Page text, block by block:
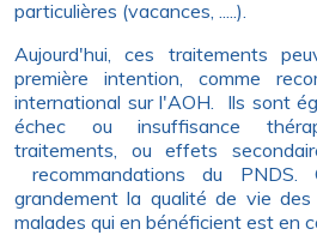
particulières (vacances, .....).
Aujourd'hui, ces traitements
première intention, comme
international sur l'AOH. Ils sont
échec ou insuffisance
traitements, ou effets
recommandations du PNDS.
grandement la qualité de vie
malades qui en bénéficient est en